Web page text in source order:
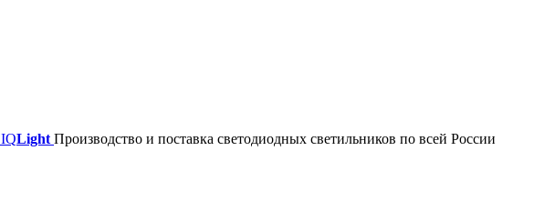
IQLight Производство и поставка светодиодных светильников по всей России